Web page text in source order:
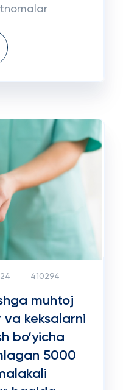
410294
muhtoj
keksalarni
bo‘yicha
5000